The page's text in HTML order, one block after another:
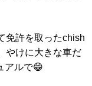
免許を取ったchish
やけに大きな車だ
アルで😁